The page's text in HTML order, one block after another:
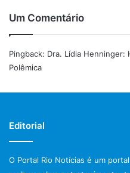
Um Comentário
Pingback: Dra. Lídia Henninger:
Polêmica
Editorial
O Portal Rio Notícias é um